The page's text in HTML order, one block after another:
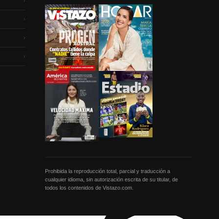
›
›
›
Prohibida la reproducción total, parcial y traducción a
cualquier idioma, sin autorización escrita de su titular, de
todos los contenidos de Vistazo.com.